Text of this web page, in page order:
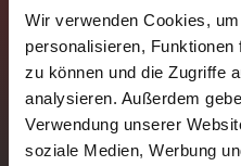
Wir verwenden Cookies,
personalisieren,
zu können und die Zugriffe
analysieren. Außerdem
Verwendung unserer
soziale Medien, Werbung
REGELN
POKAL
EVENTS